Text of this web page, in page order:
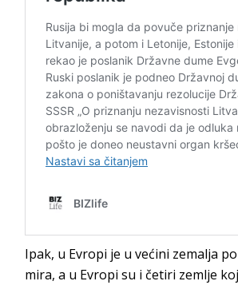
Ipak, u Evropi je u većini zemalja
mira, a u Evropi su i četiri zemlje